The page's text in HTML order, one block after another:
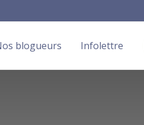
blogueurs Infolettre